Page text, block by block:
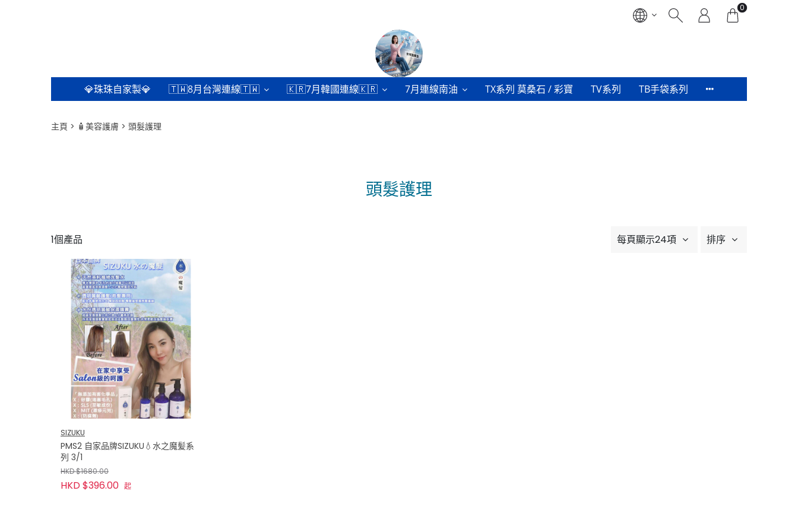
0
💎珠珠自家製💎 🇹🇼8月台灣連線🇹🇼 🇰🇷7月韓國連線🇰🇷 7月連線南油 TX系列 莫桑石 / 彩寶 TV系列 TB手袋系列
主頁 🧴美容護膚 頭髮護理
頭髮護理
每頁顯示24項 排序
1個產品
SIZUKU
PMS2 自家品牌SIZUKU💧水之魔髪系
列 3/1
HKD $1680.00
HKD $396.00 起